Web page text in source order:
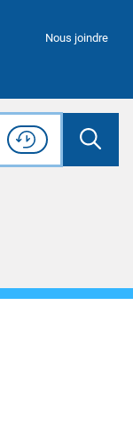
Nous joindre
tout le site
Lancer
Consulter l'
Historique
de recherche